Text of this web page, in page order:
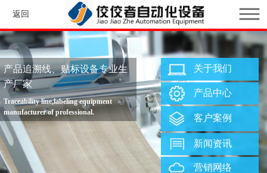
返回
产品追溯线、贴标设备专业生
产厂家
Traceability line,labeling equipment
manufacturer of professional.
关于我们
产品中心
客户案例
新闻资讯
营销网络